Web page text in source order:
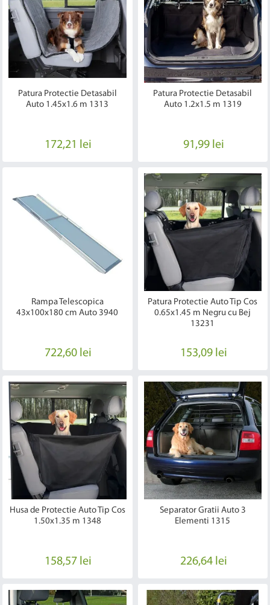
Patura Protectie Detasabil
Auto 1.45x1.6 m 1313
172,21 lei
Patura Protectie Detasabil
Auto 1.2x1.5 m 1319
91,99 lei
Rampa Telescopica
43x100x180 cm Auto 3940
722,60 lei
Patura Protectie Auto Tip Cos
0.65x1.45 m Negru cu Bej
13231
153,09 lei
Husa de Protectie Auto Tip Cos
1.50x1.35 m 1348
158,57 lei
Separator Gratii Auto 3
Elementi 1315
226,64 lei